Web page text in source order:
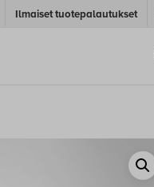
Ilmaiset tuotepalautukset